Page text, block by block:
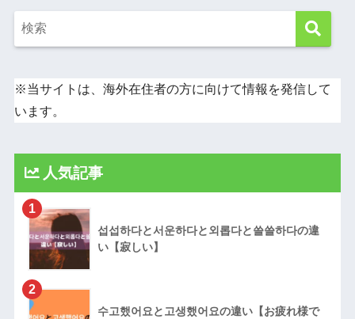
※当サイトは、海外在住者の方に向けて情報を発信して
います。
人気記事
1
섭섭하다と서운하다と외롭다と쓸쓸하다の違
い【寂しい】
2
수고했어요と고생했어요の違い【お疲れ様で